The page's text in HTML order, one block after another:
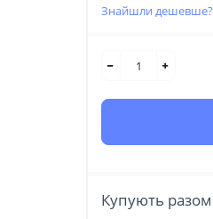
Знайшли дешевше?
Купують разом